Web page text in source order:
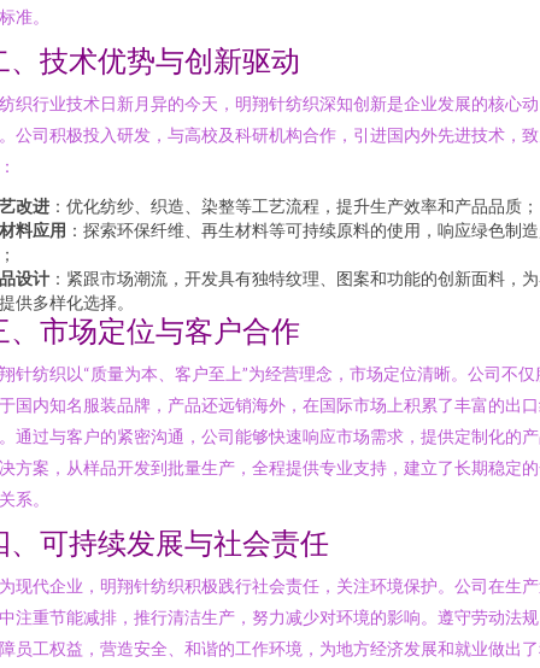
准。
、技术优势与创新驱动
织行业技术日新月异的今天，明翔针纺织深知创新是企业发展的核心动
公司积极投入研发，与高校及科研机构合作，引进国内外先进技术，
改进 ：优化纺纱、织造、染整等工艺流程，提升生产效率和产品品质；
料应用 ：探索环保纤维、再生材料等可持续原料的使用，响应绿色制
设计 ：紧跟市场潮流，开发具有独特纹理、图案和功能的创新面料，
供多样化选择。
、市场定位与客户合作
针纺织以“质量为本、客户至上”为经营理念，市场定位清晰。公司不仅
国内知名服装品牌，产品还远销海外，在国际市场上积累了丰富的出
通过与客户的紧密沟通，公司能够快速响应市场需求，提供定制化的
方案，从样品开发到批量生产，全程提供专业支持，建立了长期稳定
系。
、可持续发展与社会责任
现代企业，明翔针纺织积极践行社会责任，关注环境保护。公司在生
注重节能减排，推行清洁生产，努力减少对环境的影响。遵守劳动法
员工权益，营造安全、和谐的工作环境，为地方经济发展和就业做出